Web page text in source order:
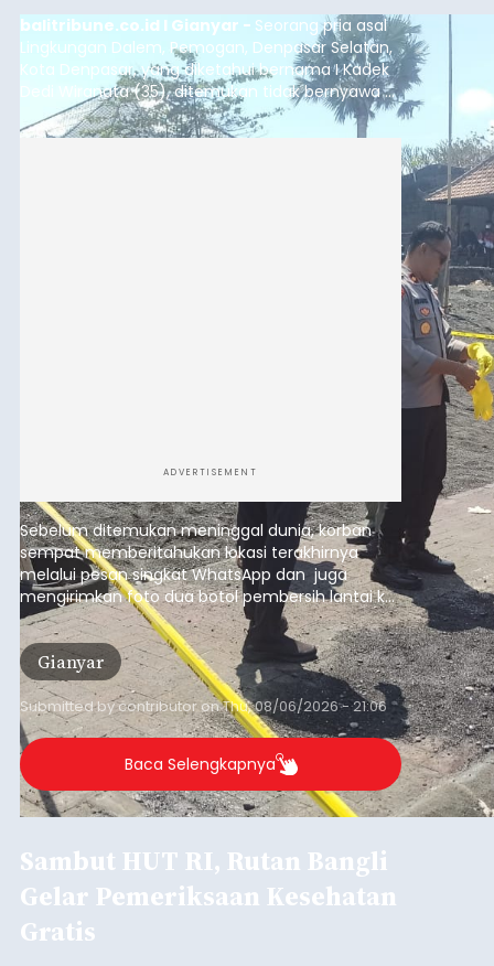
balitribune.co.id I Gianyar - Seorang pria asal
Lingkungan Dalem, Pemogan, Denpasar Selatan,
Kota Denpasar, yang diketahui bernama I Kadek
Dedi Wiranata (35), ditemukan tidak bernyawa di
pesisir Pantai Purnama, Sukawati.
ADVERTISEMENT
Sebelum ditemukan meninggal dunia, korban
sempat memberitahukan lokasi terakhirnya
melalui pesan singkat WhatsApp dan juga
mengirimkan foto dua botol pembersih lantai ke
istrinya.
Gianyar
Submitted bycontributoronThu, 08/06/2026 - 21:06
Baca Selengkapnya
Sambut HUT RI, Rutan Bangli
Gelar Pemeriksaan Kesehatan
Gratis